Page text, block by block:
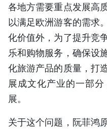
各地方需要重点发展高
以满足欧洲游客的需求
化价值外，为了提升竞
乐和购物服务，确保设
化旅游产品的质量，打
展成文化产业的一部
展。
关于这个问题，阮菲鸿